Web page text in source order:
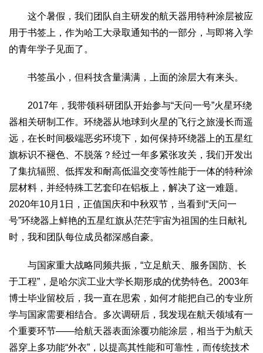
这个暑假，我们团队自主研发的航天器用特种涂层被应
用于书签上，作为哈工大录取通知书的一部分，与即将入学
的青年学子见面了。
书签虽小，但科技含量满满，上面的涂层大有来头。
2017年，我带领科研团队开始参与“天问一号”火星环绕
器相关研制工作。环绕器从地球到火星的飞行之旅漫长而遥
远，在长时间极端恶劣环境下，如何保持环绕器上的五星红
旗标识不褪色、不脱落？经过一年多紧张攻关，我们开发出
了集抗辐照、低挥发和耐高低温交变等性能于一体的特种涂
层材料，并经特殊工艺套印在铝板上，解决了这一难题。
2020年10月1日，正值国庆和中秋双节，当看到“天问一
号”环绕器上鲜艳的五星红旗从茫茫宇宙为祖国的生日献礼
时，我和团队每位成员都深感自豪。
与国家重大战略同频共振，“立足航天、服务国防、长
于工程”，是哈尔滨工业大学长期形成的优势特色。2003年
博士毕业留校后，我一直在思索，如何才能把自己的专业所
学与国家需要相结合。多次调研后，我发现在航天领域有一
个重要环节——给航天器表面涂覆功能涂层，相当于为航天
器穿上多功能“外衣”，以提高其性能和可靠性，而传统技术